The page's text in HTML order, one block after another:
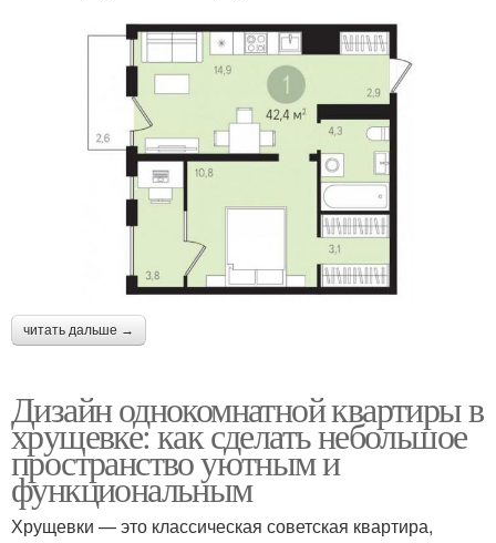
читать дальше →
Дизайн однокомнатной квартиры в
хрущевке: как сделать небольшое
пространство уютным и
функциональным
Хрущевки — это классическая советская квартира,